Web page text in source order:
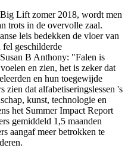
Lift zomer 2018, wordt men
trots in de overvolle zaal.
leis bedekken de vloer van
fel geschilderde
B Anthony: "Falen is
en zien, het is zeker dat
en hun toegewijde
zien dat alfabetiseringslessen 's
kunst, technologie en
het Summer Impact Report
gemiddeld 1,5 maanden
aangaf meer betrokken te